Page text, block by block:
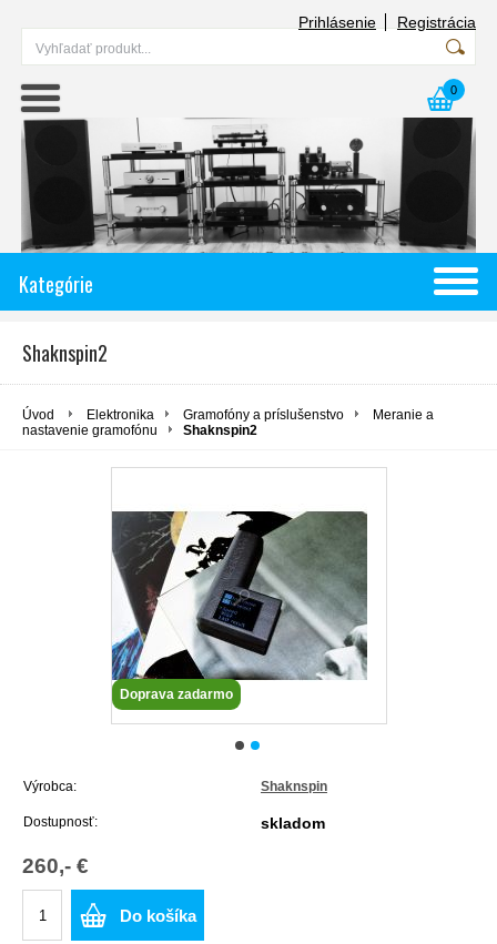
Prihlásenie Registrácia
0
Kategórie
Shaknspin2
Úvod Elektronika Gramofóny a príslušenstvo
Meranie a
nastavenie gramofónu
Shaknspin2
Doprava zadarmo
Výrobca: Shaknspin
Dostupnosť: skladom
260,- €
Do košíka